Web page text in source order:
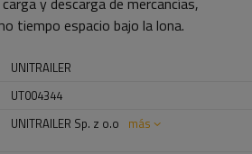
tiempo espacio bajo la lona.
UNITRAILER
UT004344
UNITRAILER Sp. z o.o más